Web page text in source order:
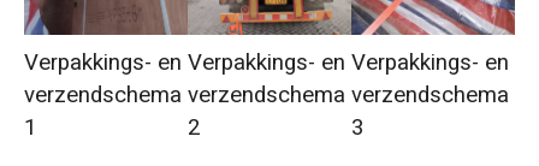
Verpakkings- en
verzendschema
1
Verpakkings- en
verzendschema
2
Verpakkings- en
verzendschema
3